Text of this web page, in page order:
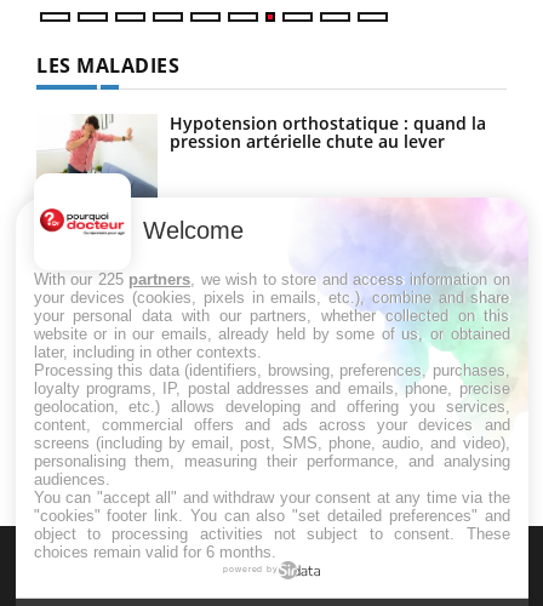
LES MALADIES
Hypotension orthostatique : quand la
pression artérielle chute au lever
Drépanocytose : une déformation des
globules rouges aux conséquences
Maladie de Charcot (Sclérose latérale
amyotrophique)
Welcome
With our 225 partners , we wish to store and access information on
your devices (cookies, pixels in emails, etc.), combine and share
your personal data with our partners, whether collected on this
website or in our emails, already held by some of us, or obtained
later, including in other contexts.
Processing this data (identifiers, browsing, preferences, purchases,
loyalty programs, IP, postal addresses and emails, phone, precise
geolocation, etc.) allows developing and offering you services,
content, commercial offers and ads across your devices and
screens (including by email, post, SMS, phone, audio, and video),
personalising them, measuring their performance, and analysing
audiences.
You can "accept all" and withdraw your consent at any time via the
"cookies" footer link . You can also "set detailed preferences" and
object to processing activities not subject to consent. These
choices remain valid for 6 months.
powered by